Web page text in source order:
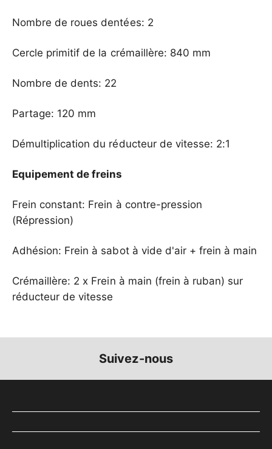
Nombre de roues dentées: 2
Cercle primitif de la crémaillère: 840 mm
Nombre de dents: 22
Partage: 120 mm
Démultiplication du réducteur de vitesse: 2:1
Equipement de freins
Frein constant: Frein à contre-pression
(Répression)
Adhésion: Frein à sabot à vide d'air + frein à main
Crémaillère: 2 x Frein à main (frein à ruban) sur
réducteur de vitesse
Suivez-nous